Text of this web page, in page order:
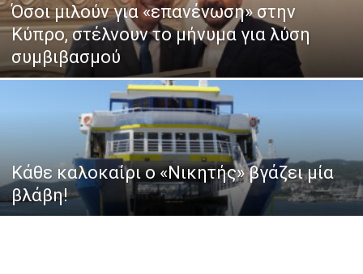
Όσοι μιλούν για «επανένωση» στην
Κύπρο, στέλνουν το μήνυμα για λύση
συμβιβασμού
Κάθε καλοκαίρι ο «Νικητής» βγάζει μία
βλάβη!